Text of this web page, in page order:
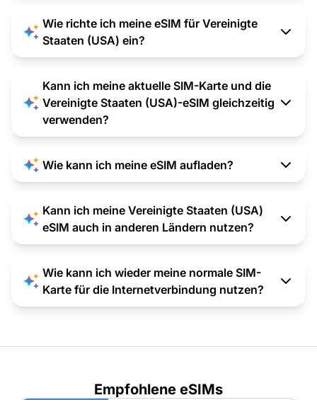
Wie richte ich meine eSIM für Vereinigte
Staaten (USA) ein?
Kann ich meine aktuelle SIM-Karte und die
Vereinigte Staaten (USA)-eSIM gleichzeitig
verwenden?
Wie kann ich meine eSIM aufladen?
Kann ich meine Vereinigte Staaten (USA)
eSIM auch in anderen Ländern nutzen?
Wie kann ich wieder meine normale SIM-
Karte für die Internetverbindung nutzen?
Empfohlene eSIMs